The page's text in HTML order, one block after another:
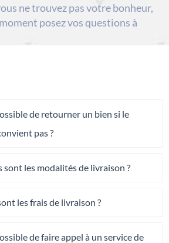
ne trouvez pas votre bonheur,
posez vos questions à
de retourner un bien si le
pas ?
sont les modalités de livraison ?
les frais de livraison ?
de faire appel à un service de